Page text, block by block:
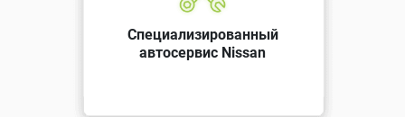
Специализированный
автосервис Nissan